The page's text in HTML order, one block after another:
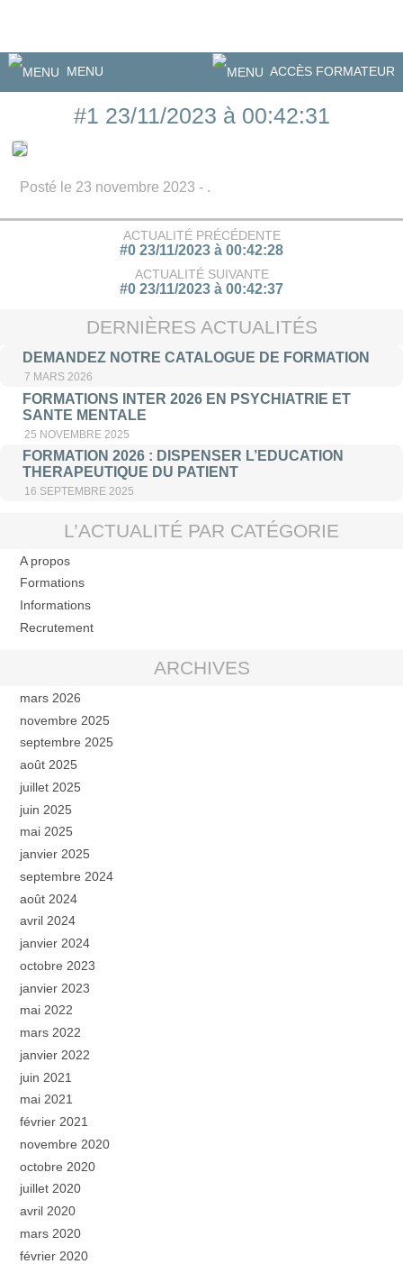
MENU ACCÈS FORMATEUR
#1 23/11/2023 à 00:42:31
Posté le 23 novembre 2023 - .
ACTUALITÉ PRÉCÉDENTE
#0 23/11/2023 à 00:42:28
ACTUALITÉ SUIVANTE
#0 23/11/2023 à 00:42:37
DERNIÈRES ACTUALITÉS
DEMANDEZ NOTRE CATALOGUE DE FORMATION
7 MARS 2026
FORMATIONS INTER 2026 EN PSYCHIATRIE ET
SANTE MENTALE
25 NOVEMBRE 2025
FORMATION 2026 : DISPENSER L’EDUCATION
THERAPEUTIQUE DU PATIENT
16 SEPTEMBRE 2025
L’ACTUALITÉ PAR CATÉGORIE
A propos
Formations
Informations
Recrutement
ARCHIVES
mars 2026
novembre 2025
septembre 2025
août 2025
juillet 2025
juin 2025
mai 2025
janvier 2025
septembre 2024
août 2024
avril 2024
janvier 2024
octobre 2023
janvier 2023
mai 2022
mars 2022
janvier 2022
juin 2021
mai 2021
février 2021
novembre 2020
octobre 2020
juillet 2020
avril 2020
mars 2020
février 2020